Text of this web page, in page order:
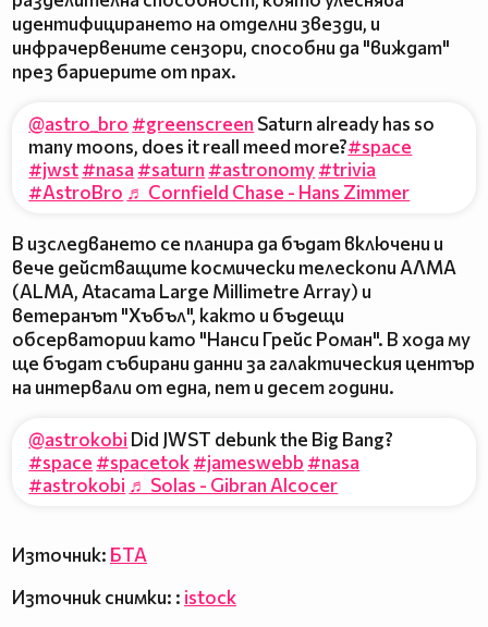
идентифицирането на отделни звезди, и
инфрачервените сензори, способни да "виждат"
през бариерите от прах.
@astro_bro #greenscreen Saturn already has so
many moons, does it reall meed more?#space
#jwst#nasa #saturn #astronomy#trivia
#AstroBro ♬ Cornfield Chase - Hans Zimmer
В изследването се планира да бъдат включени и
вече действащите космически телескопи АЛМА
(ALMA, Atacama Large Millimetre Array) и
ветеранът "Хъбъл", както и бъдещи
обсерватории като "Нанси Грейс Роман". В хода му
ще бъдат събирани данни за галактическия център
на интервали от една, пет и десет години.
@astrokobi Did JWST debunk the Big Bang?
#space #spacetok#jameswebb #nasa
#astrokobi ♬ Solas - Gibran Alcocer
Източник: БТА
Източник снимки: : istock